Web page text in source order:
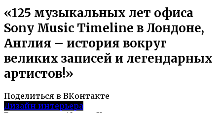
«125 музыкальных лет офиса
Sony Music Timeline в Лондоне,
Англия – история вокруг
великих записей и легендарных
артистов!»
Поделиться в ВКонтакте
Дизайн интерьера